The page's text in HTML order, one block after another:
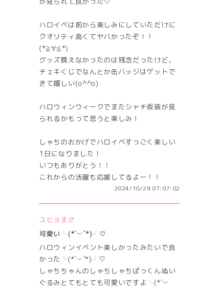
ハロイベは前から楽しみにしていただけに
クオリティ高くてヤバかったぞ！！
(*≧∀≦*)
グッズ買えなかったのは残念だったけど、
チェキくじでなんとか缶バッジはゲットで
きて嬉しい(o^^o)
ハロウィンウィークでまたシャチ仮装が見
られるかもって思うと楽しみ！
しゃちのおかげでハロイベすっごく楽しい
1日になりました！
いつもありがとう！！
これからの活躍も応援してるよー！！
2024/10/29 07:07:02
ユヒョまさ
可愛い╰(*´︶`*)╯♡
ハロウィンイベント楽しかったみたいで良
かった╰(*´︶`*)╯♡
しゃちちゃんのしゃちしゃちぱっくんぬい
ぐるみとてもとても可愛いですよ╰(*´︶